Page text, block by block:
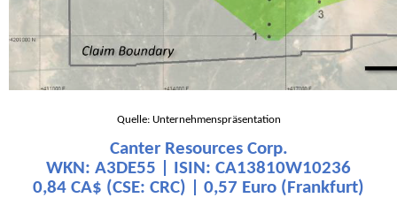
Quelle: Unternehmenspräsentation
Canter Resources Corp.
WKN: A3DE55 | ISIN: CA13810W10236
0,84 CA$ (CSE: CRC) | 0,57 Euro (Frankfurt)